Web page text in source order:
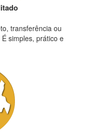
transferência ou
simples, prático e